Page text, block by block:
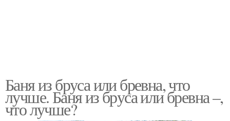
Баня из бруса или бревна, что
лучше. Баня из бруса или бревна –,
что лучше?